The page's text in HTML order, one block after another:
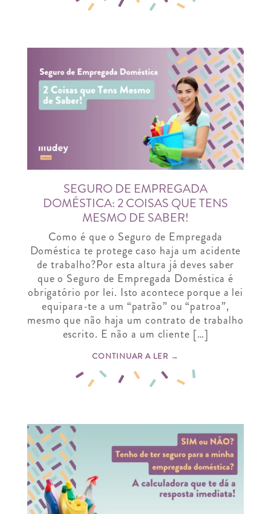
SEGURO DE EMPREGADA
DOMÉSTICA: 2 COISAS QUE TENS
MESMO DE SABER!
Como é que o Seguro de Empregada
Doméstica te protege caso haja um acidente
de trabalho?Por esta altura já deves saber
que o Seguro de Empregada Doméstica é
obrigatório por lei. Isto acontece porque a lei
equipara-te a um “patrão” ou “patroa”,
mesmo que não haja um contrato de trabalho
escrito. E não a um cliente […]
CONTINUAR A LER →